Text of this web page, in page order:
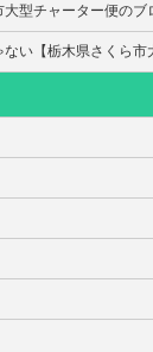
型チャーター便のブ
い【栃木県さくら市